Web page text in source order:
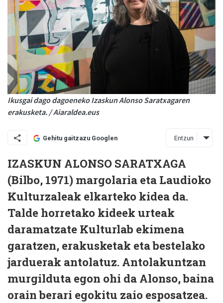
Ikusgai dago dagoeneko Izaskun Alonso Saratxagaren
erakusketa. / Aiaraldea.eus
Gehitu gaitzazu Googlen Entzun
IZASKUN ALONSO SARATXAGA
(Bilbo, 1971) margolaria eta Laudioko
Kulturzaleak elkarteko kidea da.
Talde horretako kideek urteak
daramatzate Kulturlab ekimena
garatzen, erakusketak eta bestelako
jarduerak antolatuz. Antolakuntzan
murgilduta egon ohi da Alonso, baina
orain berari egokitu zaio esposatzea.